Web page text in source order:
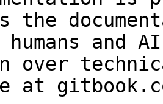
the
and
over
at